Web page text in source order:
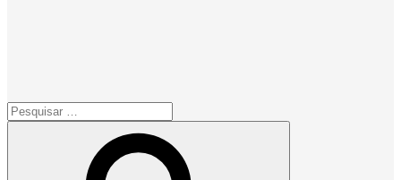
Pesquisar
por: